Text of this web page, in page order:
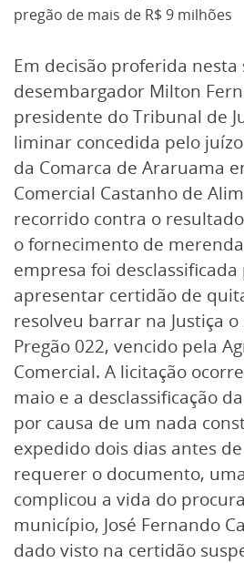
pregão de mais de R$ 9 milhões
Em decisão proferida
desembargador Milton
presidente do Tribunal de
liminar concedida pelo
da Comarca de Araruama
Comercial Castanho de
recorrido contra o
o fornecimento de
empresa foi
apresentar certidão de
resolveu barrar na Justiça
Pregão 022, vencido pela
Comercial. A licitação
maio e a desclassificação
por causa de um nada
expedido dois dias antes
requerer o documento,
complicou a vida do
município, José Fernando
dado visto na certidão